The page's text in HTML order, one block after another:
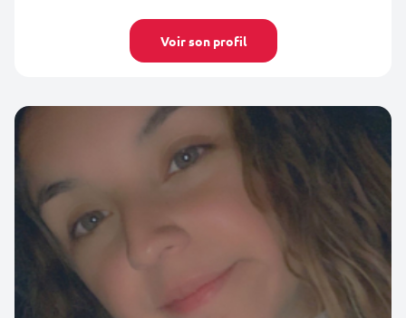
Voir son profil